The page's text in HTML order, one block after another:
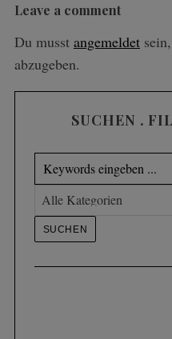
Leave a comment
Du musst angemeldet
abzugeben.
SUCHEN .